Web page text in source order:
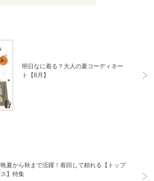
明日なに着る？大人の夏コーディネー
ト【8月】
晩夏から秋まで活躍！着回して頼れる【トップ
ス】特集